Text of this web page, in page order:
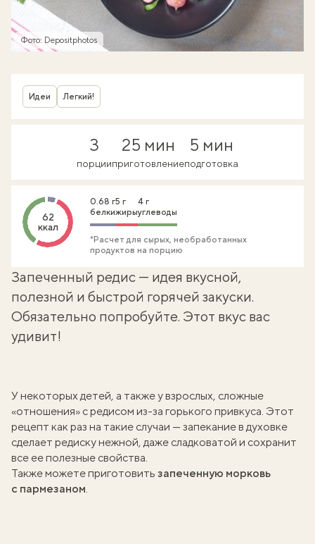
Фото: Depositphotos
Идеи Легкий!
3
порции
25 мин
приготовление
5 мин
подготовка
62
ккал
0.68 г
белки
5 г
жиры
4 г
углеводы
*Расчет для сырых, необработанных
продуктов на порцию
Запеченный редис — идея вкусной,
полезной и быстрой горячей закуски.
Обязательно попробуйте. Этот вкус вас
удивит!
У некоторых детей, а также у взрослых, сложные
«отношения» с редисом из-за горького привкуса. Этот
рецепт как раз на такие случаи — запекание в духовке
сделает редиску нежной, даже сладковатой и сохранит
все ее полезные свойства.
Также можете приготовить запеченную морковь
с пармезаном.